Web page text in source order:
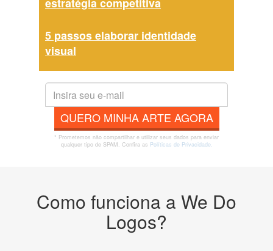
5 passos elaborar identidade
visual
QUERO MINHA ARTE AGORA
* Prometemos não compartilhar e utilizar seus dados para enviar
qualquer tipo de SPAM. Confira as Políticas de Privacidade.
Como funciona a We Do
Logos?